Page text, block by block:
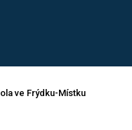
ve Frýdku-Místku